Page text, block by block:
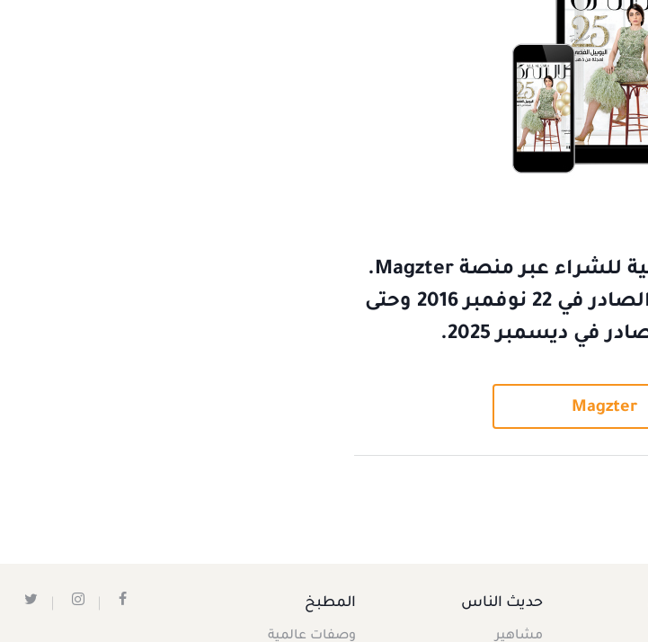
تتوفر الأعداد الأرشيفية للشراء عبر منصة Magzter.
ابتداءً من العدد 1026 الصادر في 22 نوفمبر 2016 وحتى
Magzter
حديث الناس
مشاهير
المطبخ
وصفات عالمية